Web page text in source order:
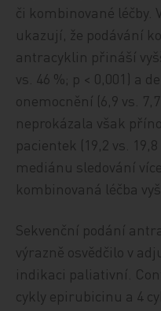
či kombinované léčby.
ukazují, že podávání
antracyklin přináší
vs. 46 %; p < 0,001) a
onemocnění (6,9 vs.
neprokázala však
pacientek (19,2 vs.
mediánu sledování
kombinovaná léčba
Sekvenční podání
výrazně osvědčilo v
indikaci paliativní.
cykly epirubicinu a 4